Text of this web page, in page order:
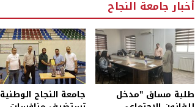
أخبار جامعة النجاح
طلبة مساق "مدخل
جامعة النجاح الوطنية